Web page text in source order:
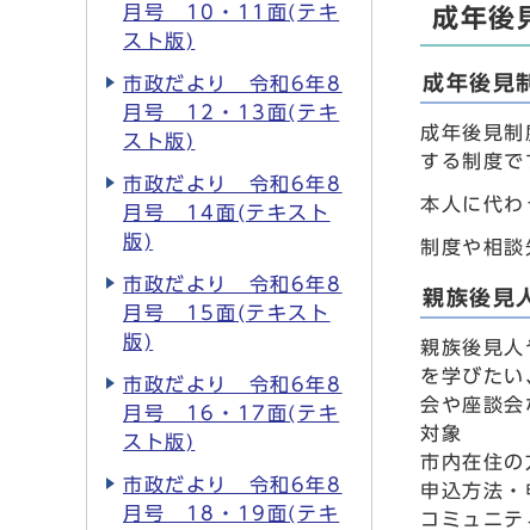
成年後
成年後見
成年後見
する制度で
本人に代わ
制度や相談
親族後見
親族後見
を学びた
会や座談会
対象
市内在住の
申込方法
コミュニ
月号 10・11面(テキ
スト版)
市政だより 令和6年8
月号 12・13面(テキ
スト版)
市政だより 令和6年8
月号 14面(テキスト
版)
市政だより 令和6年8
月号 15面(テキスト
版)
市政だより 令和6年8
月号 16・17面(テキ
スト版)
市政だより 令和6年8
月号 18・19面(テキ